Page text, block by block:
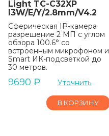
Light TC-C32XP
I3W/E/Y/2.8mm/V4.2
Сферическая IP-камера
разрешение 2 МП с углом
обзора 100.6° со
встроенным микрофоном и
Smart ИК-подсветкой до
30 метров.
9690 ₽ Уточнить
В КОРЗИНУ